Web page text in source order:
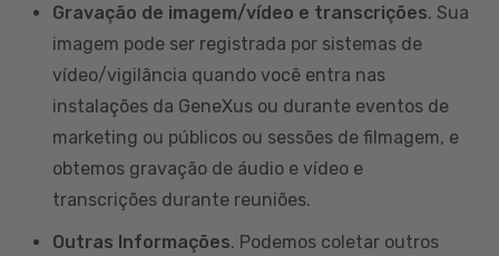
Gravação de imagem/vídeo e transcrições. Sua
imagem pode ser registrada por sistemas de
vídeo/vigilância quando você entra nas
instalações da GeneXus ou durante eventos de
marketing ou públicos ou sessões de filmagem, e
obtemos gravação de áudio e vídeo e
transcrições durante reuniões.
Outras Informações. Podemos coletar outros